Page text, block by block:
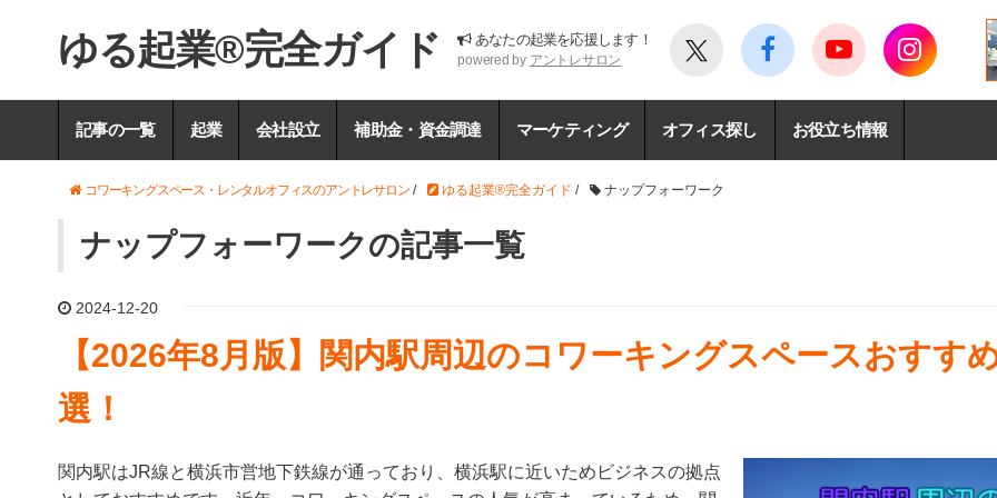
ゆる起業®完全ガイド あなたの起業を応援します！
powered by アントレサロン
記事の一覧 起業 会社設立 補助金・資金調達 マーケティング オフィス探し お役立ち情報
コワーキングスペース・レンタルオフィスのアントレサロン/ ゆる起業®完全ガイド / ナップフォーワーク
ナップフォーワークの記事一覧
2024-12-20
【2026年8月版】関内駅周辺のコワーキングスペースおすす
選！
関内駅はJR線と横浜市営地下鉄線が通っており、横浜駅に近いためビジネスの拠点